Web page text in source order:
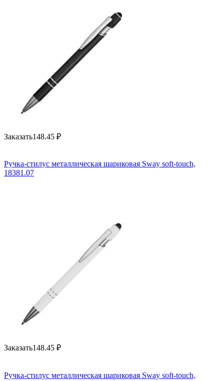
Заказать148.45 ₽
Ручка-стилус металлическая шариковая Sway soft-touch,
18381.07
Заказать148.45 ₽
Ручка-стилус металлическая шариковая Sway soft-touch,